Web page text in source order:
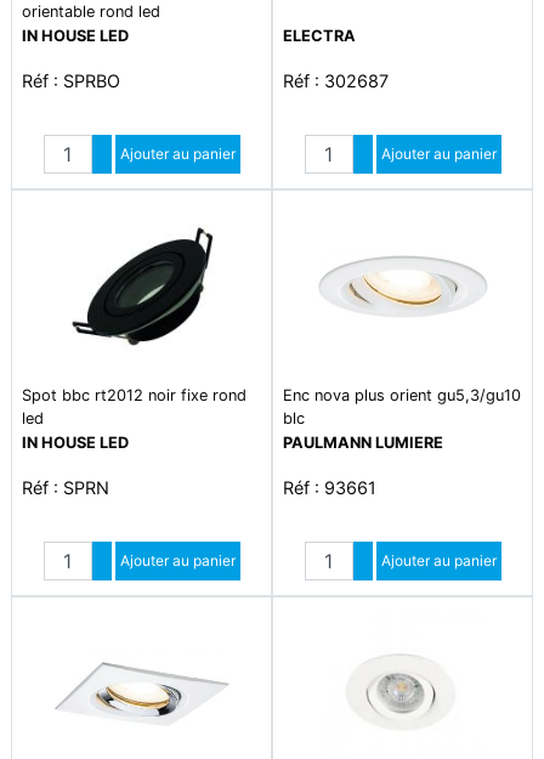
orientable rond led
IN HOUSE LED
Réf : SPRBO
Quantité
Augmenter quantité
Diminuer quantité
Ajouter au panier
ELECTRA
Réf : 302687
Quantité
Augmenter quantité
Diminuer quantité
Ajouter au panier
Spot bbc rt2012 noir fixe rond
led
IN HOUSE LED
Réf : SPRN
Quantité
Augmenter quantité
Diminuer quantité
Ajouter au panier
Enc nova plus orient gu5,3/gu10
blc
PAULMANN LUMIERE
Réf : 93661
Quantité
Augmenter quantité
Diminuer quantité
Ajouter au panier